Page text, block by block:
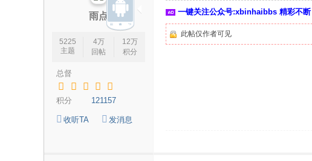
雨点
5225
主题
4万
回帖
12万
积分
总督
积分 121157
收听TA 发消息
一键关注公众号:xbinhaibbs 精彩不断
此帖仅作者可见